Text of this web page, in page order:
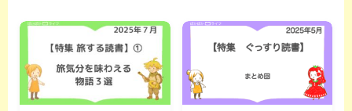
月別特集TOP
月別特集 月毎に特集した本たちです。